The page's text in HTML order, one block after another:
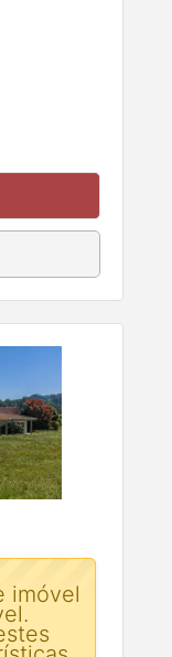
imóvel